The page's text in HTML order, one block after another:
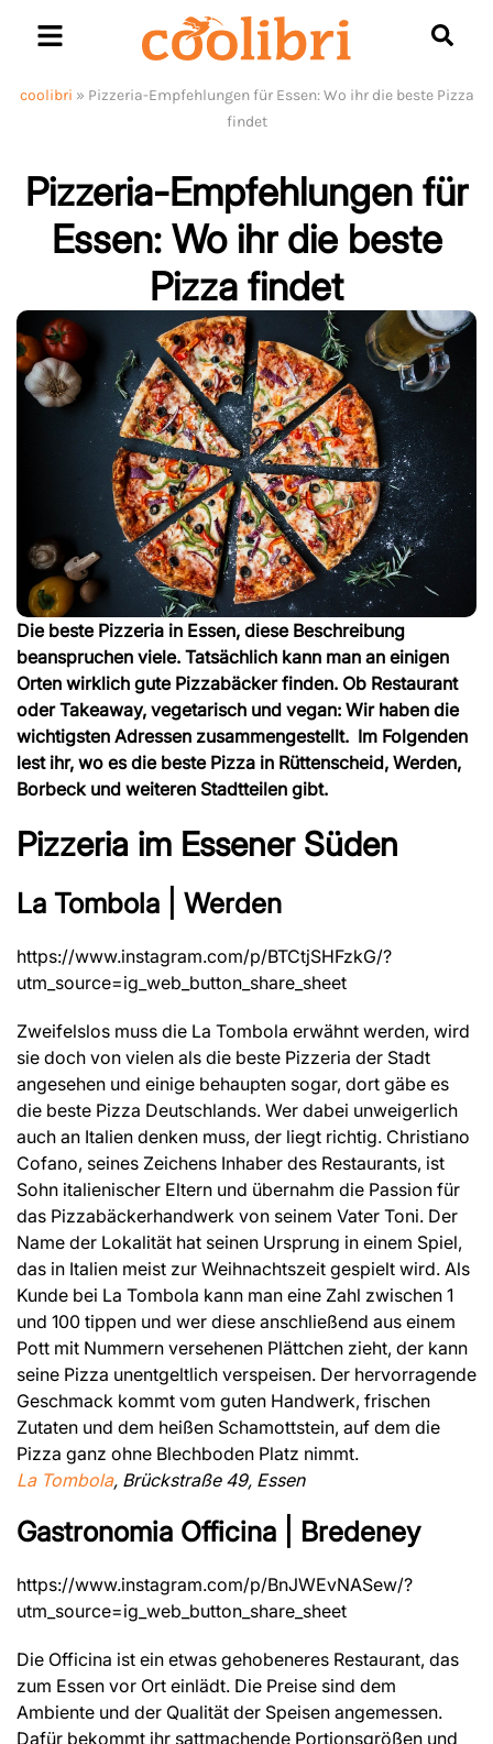
coolibri » Pizzeria-Empfehlungen für Essen: Wo ihr die beste Pizza
findet
Pizzeria-Empfehlungen für
Essen: Wo ihr die beste
Pizza findet
Die beste Pizzeria in Essen, diese Beschreibung
beanspruchen viele. Tatsächlich kann man an einigen
Orten wirklich gute Pizzabäcker finden. Ob Restaurant
oder Takeaway, vegetarisch und vegan: Wir haben die
wichtigsten Adressen zusammengestellt. Im Folgenden
lest ihr, wo es die beste Pizza in Rüttenscheid, Werden,
Borbeck und weiteren Stadtteilen gibt.
Pizzeria im Essener Süden
La Tombola | Werden
https://www.instagram.com/p/BTCtjSHFzkG/?
utm_source=ig_web_button_share_sheet
Zweifelslos muss die La Tombola erwähnt werden, wird
sie doch von vielen als die beste Pizzeria der Stadt
angesehen und einige behaupten sogar, dort gäbe es
die beste Pizza Deutschlands. Wer dabei unweigerlich
auch an Italien denken muss, der liegt richtig. Christiano
Cofano, seines Zeichens Inhaber des Restaurants, ist
Sohn italienischer Eltern und übernahm die Passion für
das Pizzabäckerhandwerk von seinem Vater Toni. Der
Name der Lokalität hat seinen Ursprung in einem Spiel,
das in Italien meist zur Weihnachtszeit gespielt wird. Als
Kunde bei La Tombola kann man eine Zahl zwischen 1
und 100 tippen und wer diese anschließend aus einem
Pott mit Nummern versehenen Plättchen zieht, der kann
seine Pizza unentgeltlich verspeisen. Der hervorragende
Geschmack kommt vom guten Handwerk, frischen
Zutaten und dem heißen Schamottstein, auf dem die
Pizza ganz ohne Blechboden Platz nimmt.
La Tombola, Brückstraße 49, Essen
Gastronomia Officina | Bredeney
https://www.instagram.com/p/BnJWEvNASew/?
utm_source=ig_web_button_share_sheet
Die Officina ist ein etwas gehobeneres Restaurant, das
zum Essen vor Ort einlädt. Die Preise sind dem
Ambiente und der Qualität der Speisen angemessen.
Dafür bekommt ihr sattmachende Portionsgrößen und